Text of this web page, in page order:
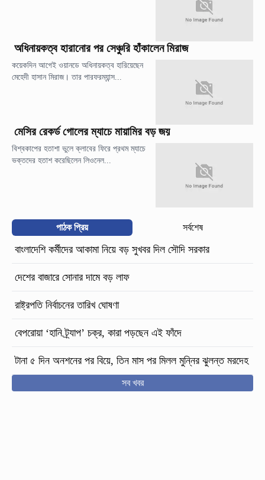
অধিনায়কত্ব হারানোর পর সেঞ্চুরি হাঁকালেন মিরাজ
কয়েকদিন আগেই ওয়ানডে অধিনায়কত্ব হারিয়েছেন
মেহেদী হাসান মিরাজ। তার পারফরম্যান্স...
মেসির রেকর্ড গোলের ম্যাচে মায়ামির বড় জয়
বিশ্বকাপের হতাশা ভুলে ক্লাবের ফিরে প্রথম ম্যাচে
ভক্তদের হতাশ করেছিলেন লিওনেল...
পাঠক প্রিয় সর্বশেষ
বাংলাদেশি কর্মীদের আকামা নিয়ে বড় সুখবর দিল সৌদি সরকার
দেশের বাজারে সোনার দামে বড় লাফ
রাষ্ট্রপতি নির্বাচনের তারিখ ঘোষণা
বেপরোয়া ‘হানি ট্র্যাপ’ চক্র, কারা পড়ছেন এই ফাঁদে
টানা ৫ দিন অনশনের পর বিয়ে, তিন মাস পর মিলল মুন্নির ঝুলন্ত মরদেহ
সব খবর